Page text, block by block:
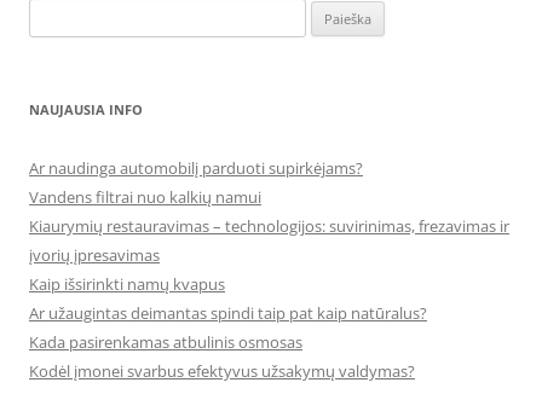
NAUJAUSIA INFO
Ar naudinga automobilį parduoti supirkėjams?
Vandens filtrai nuo kalkių namui
Kiaurymių restauravimas – technologijos: suvirinimas, frezavimas ir
įvorių įpresavimas
Kaip išsirinkti namų kvapus
Ar užaugintas deimantas spindi taip pat kaip natūralus?
Kada pasirenkamas atbulinis osmosas
Kodėl įmonei svarbus efektyvus užsakymų valdymas?